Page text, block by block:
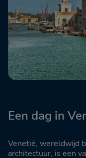
Een dag in
Venetië, wereldwijd
architectuur, is een